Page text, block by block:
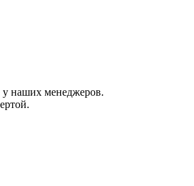
наших менеджеров.